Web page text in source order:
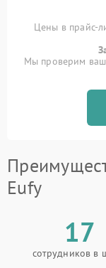
Цены в прайс-
Мы проверим
Eufy
17
сотрудников в